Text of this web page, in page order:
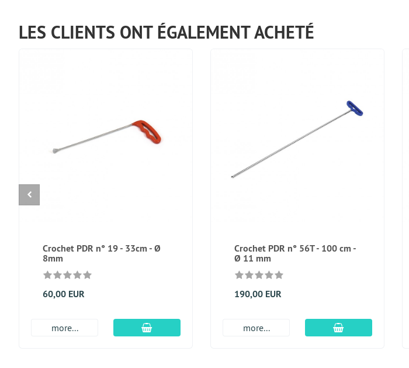
LES CLIENTS ONT ÉGALEMENT ACHETÉ
Crochet PDR n° 19 - 33cm - Ø
8mm
60,00 EUR
more... Ajouter au panier
Crochet PDR n° 56T - 100 cm -
Ø 11 mm
190,00 EUR
more... Ajouter au panier